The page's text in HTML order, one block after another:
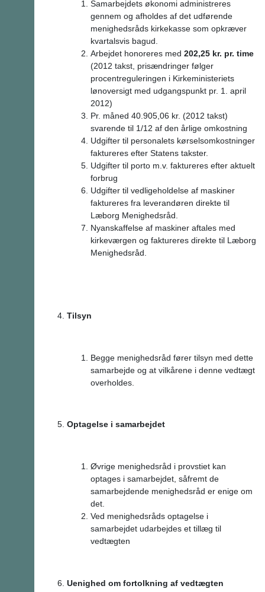
Samarbejdets økonomi administreres
gennem og afholdes af det udførende
menighedsråds kirkekasse som opkræver
kvartalsvis bagud.
Arbejdet honoreres med 202,25 kr. pr. time
(2012 takst, prisændringer følger
procentreguleringen i Kirkeministeriets
lønoversigt med udgangspunkt pr. 1. april
2012)
Pr. måned 40.905,06 kr. (2012 takst)
svarende til 1/12 af den årlige omkostning
Udgifter til personalets kørselsomkostninger
faktureres efter Statens takster.
Udgifter til porto m.v. faktureres efter aktuelt
forbrug
Udgifter til vedligeholdelse af maskiner
faktureres fra leverandøren direkte til
Læborg Menighedsråd.
Nyanskaffelse af maskiner aftales med
kirkeværgen og faktureres direkte til Læborg
Menighedsråd.
Tilsyn
Begge menighedsråd fører tilsyn med dette
samarbejde og at vilkårene i denne vedtægt
overholdes.
Optagelse i samarbejdet
Øvrige menighedsråd i provstiet kan
optages i samarbejdet, såfremt de
samarbejdende menighedsråd er enige om
det.
Ved menighedsråds optagelse i
samarbejdet udarbejdes et tillæg til
vedtægten
Uenighed om fortolkning af vedtægten